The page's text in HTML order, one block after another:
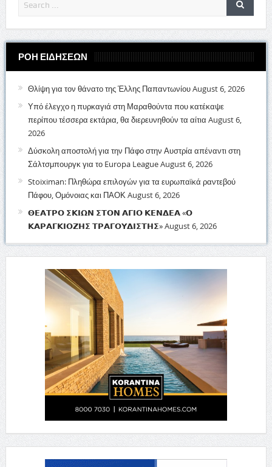
ΡΟΗ ΕΙΔΗΣΕΩΝ
Θλίψη για τον θάνατο της Έλλης ΠαπαντωνίουAugust 6, 2026
Υπό έλεγχο η πυρκαγιά στη Μαραθούντα που κατέκαψε
περίπου τέσσερα εκτάρια, θα διερευνηθούν τα αίτια August 6,
2026
Δύσκολη αποστολή για την Πάφο στην Αυστρία απέναντι στη
Σάλτσμπουργκ για το Europa LeagueAugust 6, 2026
Stoiximan: Πληθώρα επιλογών για τα ευρωπαϊκά ραντεβού
Πάφου, Ομόνοιας και ΠΑΟΚAugust 6, 2026
𝝝𝝚𝝖𝝩𝝦𝝤 𝝨𝝟𝝞𝝮𝝢 𝝨𝝩𝝤𝝢 𝝖𝝘𝝞𝝤 𝝟𝝚𝝢𝝙𝝚𝝖 «𝝤
𝝟𝝖𝝦𝝖𝝘𝝟𝝞𝝤𝝛𝝜𝝨 𝝩𝝦𝝖𝝘𝝤𝝪𝝙𝝞𝝨𝝩𝝜𝝨»August 6, 2026